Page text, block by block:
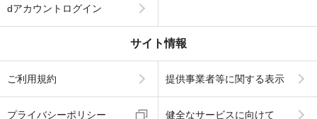
dアカウントログイン
サイト情報
ご利用規約 提供事業者等に関する表示
プライバシーポリシー 健全なサービスに向けて